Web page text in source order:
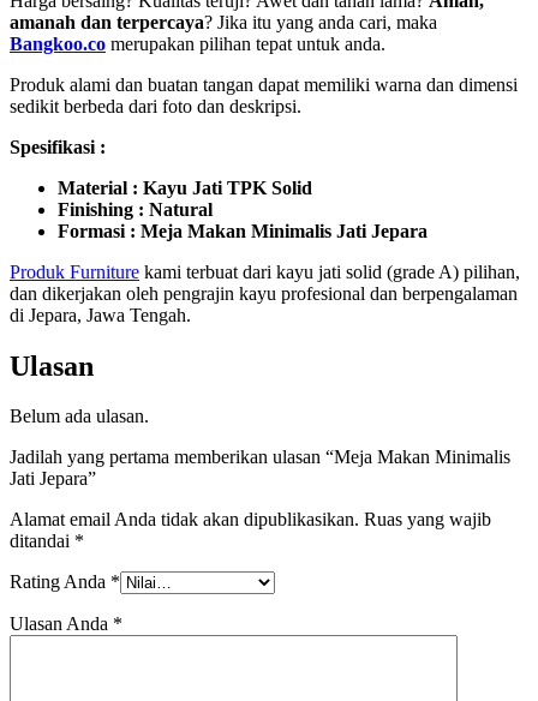
amanah dan terpercaya? Jika itu yang anda cari, maka
Bangkoo.co merupakan pilihan tepat untuk anda.
Produk alami dan buatan tangan dapat memiliki warna dan dimensi
sedikit berbeda dari foto dan deskripsi.
Spesifikasi :
Material : Kayu Jati TPK Solid
Finishing : Natural
Formasi : Meja Makan Minimalis Jati Jepara
Produk Furniture kami terbuat dari kayu jati solid (grade A) pilihan,
dan dikerjakan oleh pengrajin kayu profesional dan berpengalaman
di Jepara, Jawa Tengah.
Ulasan
Belum ada ulasan.
Jadilah yang pertama memberikan ulasan “Meja Makan Minimalis
Jati Jepara”
Alamat email Anda tidak akan dipublikasikan. Ruas yang wajib
ditandai *
Rating Anda *
Ulasan Anda *